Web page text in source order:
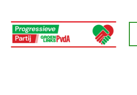
naar
inhoud
(Druk